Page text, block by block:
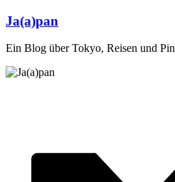
Zum
Inhalt
springen
Ja(a)pan
Ein Blog über Tokyo, Reisen und